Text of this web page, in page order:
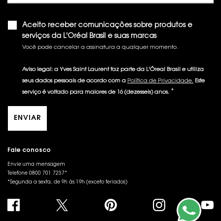
Aceito receber comunicações sobre produtos e
serviços da L'Oréal Brasil e suas marcas
Você pode cancelar a assinatura a qualquer momento.​
Aviso legal: a Yves Saint Laurent faz parte da L'Óreal Brasil e utiliza
seus dados pessoais de acordo com a Política de Privacidade. Este
serviço é voltado para maiores de 16 (dezesseis) anos. *
ENVIAR
Fale conosco
Envie uma mensagem
Telefone 0800 701 7237*
*Segunda a sexta, de 9h às 19h (exceto feriados)